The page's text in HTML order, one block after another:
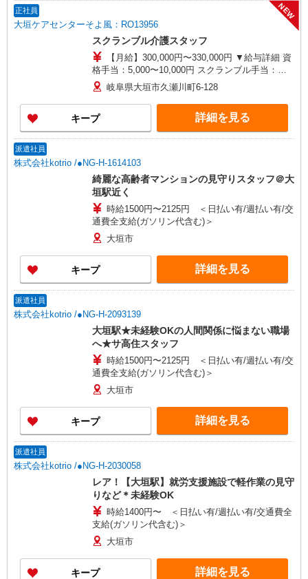
正社員
大垣ケアセンターそよ風：RO13956
NEW
スクランブル介護スタッフ
【月給】300,000円〜330,000円 ▼給与詳細 資
格手当：5,000〜10,000円 スクランブル手当：
10,000円 処遇改善手当：35,920円 住宅手当：規定
あり 精勤手当：8,000円 調整手当：0〜100,000円
▼下記別途支給 夜勤手当：6,000円（1回分） 通勤
手当 年末年始手当：380円/時 賞与年2回（6月・
12月） 昇給年1回（4月） 特別報酬：平均34.1万
遇改善手当は試用期間中(3ヶ月)は支給なし
岐阜県大垣市久瀬川町6-128
キープ 詳細を見る
派遣社員
株式会社kotrio /●NG-H-1614103
綺麗な高齢者マンションの見守りスタッフ＠大
垣駅近く
時給1500円〜2125円 ＜日払い有/週払い有/交
通費全支給(ガソリン代含む)＞
大垣市
キープ 詳細を見る
派遣社員
株式会社kotrio /●NG-H-2093139
大垣駅★未経験OKの人間関係に悩まない職場
へ★サ高住スタッフ
時給1500円〜2125円 ＜日払い有/週払い有/交
通費全支給(ガソリン代含む)＞
大垣市
キープ 詳細を見る
派遣社員
株式会社kotrio /●NG-H-2030058
レア！【大垣駅】就労支援施設で軽作業の見守
りなど＊未経験OK
時給1400円〜 ＜日払い有/週払い有/交通費全
支給(ガソリン代含む)＞
大垣市
キープ 詳細を見る